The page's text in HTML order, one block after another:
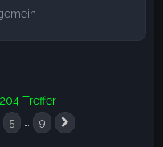
Treffer
5 9